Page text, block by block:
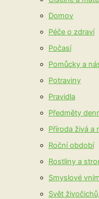
Domov
Péče o zdraví
Počasí
Pomůcky a
Potraviny
Pravidla
Předměty
Příroda živá a
Roční období
Rostliny a
Smyslové
Svět